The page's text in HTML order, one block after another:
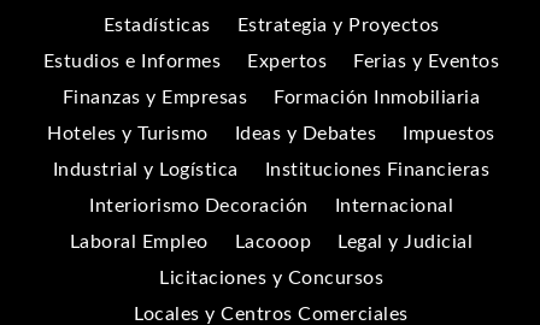
Estadísticas
Estrategia y Proyectos
Estudios e Informes
Expertos
Ferias y Eventos
Finanzas y Empresas
Formación Inmobiliaria
Hoteles y Turismo
Ideas y Debates
Impuestos
Industrial y Logística
Instituciones Financieras
Interiorismo Decoración
Internacional
Laboral Empleo
Lacooop
Legal y Judicial
Licitaciones y Concursos
Locales y Centros Comerciales